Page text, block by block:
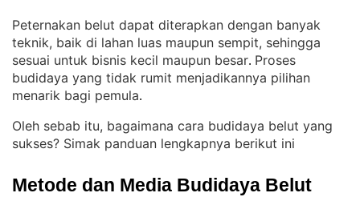
Peternakan belut dapat diterapkan dengan banyak
teknik, baik di lahan luas maupun sempit, sehingga
sesuai untuk bisnis kecil maupun besar. Proses
budidaya yang tidak rumit menjadikannya pilihan
menarik bagi pemula.
Oleh sebab itu, bagaimana cara budidaya belut yang
sukses? Simak panduan lengkapnya berikut ini
Metode dan Media Budidaya Belut